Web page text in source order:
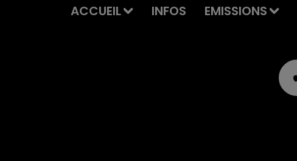
ACCUEIL INFOS EMISSIONS